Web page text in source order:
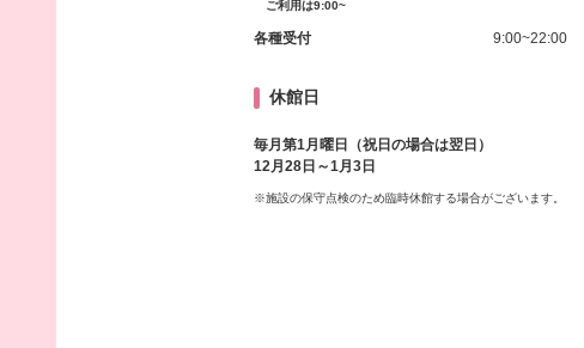
ご利用は9:00~
各種受付 9:00~22:00
休館日
毎月第1月曜日（祝日の場合は翌日）
12月28日～1月3日
※施設の保守点検のため臨時休館する場合がございます。